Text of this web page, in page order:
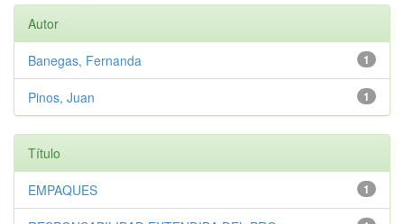
Autor
1
Banegas, Fernanda
1
Pinos, Juan
Título
1
EMPAQUES